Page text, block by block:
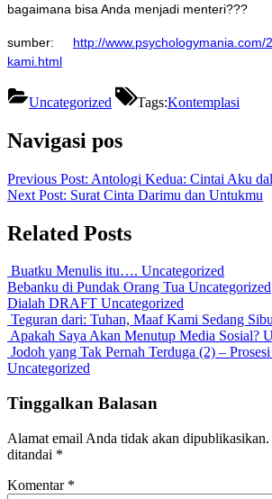
bagaimana bisa Anda menjadi menteri???
sumber: http://
kami.html
Uncategorized Tags:Kontemplasi
Navigasi pos
Previous Post: Antologi Kedua: Cintai Aku
Next Post: Surat Cinta Darimu dan Untukmu
Related Posts
Buatku Menulis itu…. Uncategorized
Bebanku di Pundak Orang Tua Uncategorized
Dialah DRAFT Uncategorized
Teguran dari: Tuhan, Maaf Kami Sedang
Apakah Saya Akan Menutup Media Sosial?
Jodoh yang Tak Pernah Terduga (2) –
Uncategorized
Tinggalkan Balasan
Alamat email Anda tidak akan dipublikasikan.
ditandai *
Komentar *